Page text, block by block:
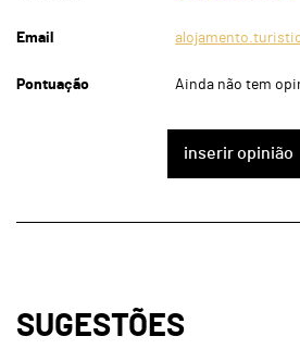
Email
Pontuação Ainda não tem
inserir opinião
SUGESTÕES